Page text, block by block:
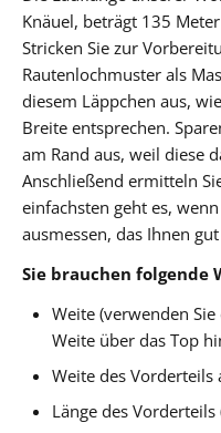
Knäuel, beträgt 135
Stricken Sie zur
Rautenlochmuster als
diesem Läppchen aus,
Breite entsprechen.
am Rand aus, weil diese
Anschließend ermitteln
einfachsten geht es,
ausmessen, das Ihnen
Sie brauchen folgende
Weite (verwenden
Weite über das Top
Weite des Vorderteils
Länge des